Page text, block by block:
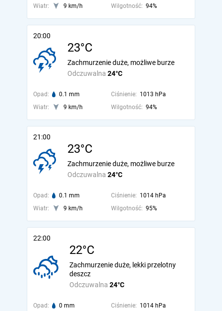
Wiatr:
9 km/h Wilgotność: 94%
20:00
23°C
Odczuwalna 24°C
Zachmurzenie duże, możliwe burze
Opad: 0.1 mm Ciśnienie: 1013 hPa
Wiatr:
9 km/h Wilgotność: 94%
21:00
23°C
Odczuwalna 24°C
Zachmurzenie duże, możliwe burze
Opad: 0.1 mm Ciśnienie: 1014 hPa
Wiatr:
9 km/h Wilgotność: 95%
22:00
22°C
Odczuwalna 24°C
Zachmurzenie duże, lekki przelotny
deszcz
Opad: 0 mm Ciśnienie: 1014 hPa